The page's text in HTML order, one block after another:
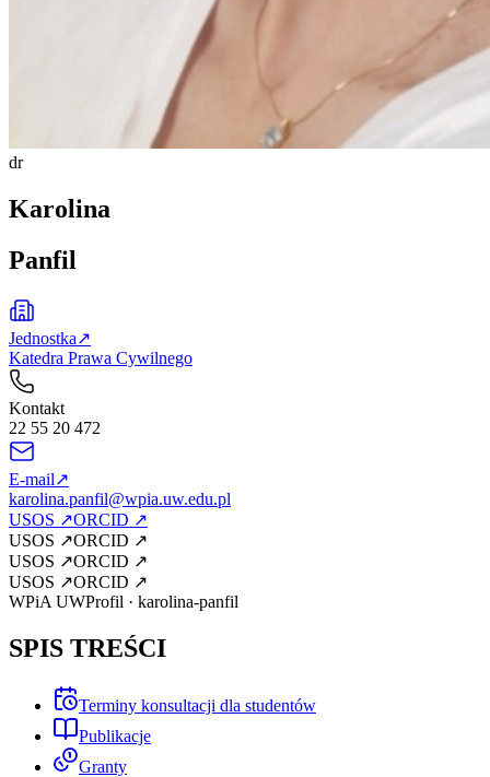
dr
Karolina
Panfil
Jednostka↗
Katedra Prawa Cywilnego
Kontakt
22 55 20 472
E-mail↗
karolina.panfil@wpia.uw.edu.pl
USOS ↗ORCID ↗
USOS ↗ORCID ↗
USOS ↗ORCID ↗
USOS ↗ORCID ↗
WPiA UWProfil · karolina-panfil
SPIS TREŚCI
Terminy konsultacji dla studentów
Publikacje
Granty